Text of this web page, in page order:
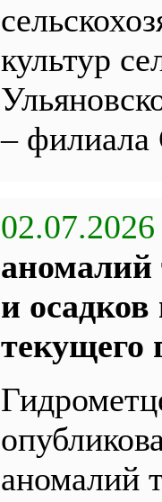
культур
–
02.07.2026
аномалий
и
текущего
аномалий